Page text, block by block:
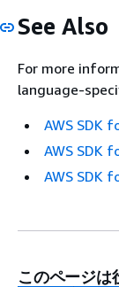
See Also
For more
language-
AWS SDK
AWS SDK
AWS SDK
このページは